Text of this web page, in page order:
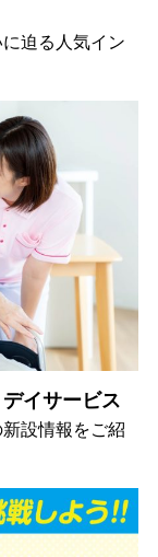
迫る人気イン
イサービス
設情報をご紹